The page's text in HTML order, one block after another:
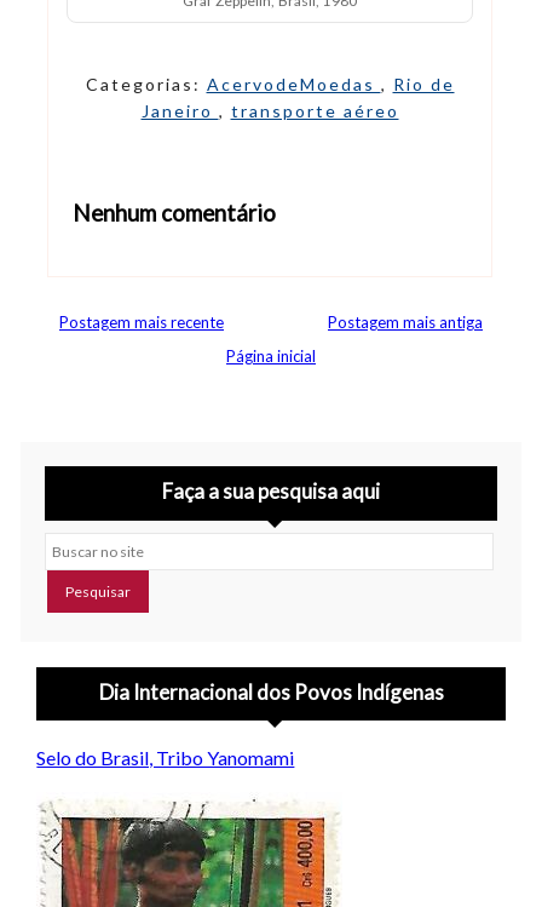
Categorias: AcervodeMoedas , Rio de
Janeiro , transporte aéreo
Nenhum comentário
Postagem mais recente
Postagem mais antiga
Página inicial
Faça a sua pesquisa aqui
Buscar no site
Dia Internacional dos Povos Indígenas
Selo do Brasil, Tribo Yanomami